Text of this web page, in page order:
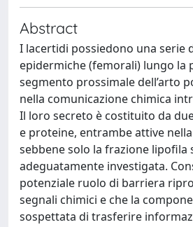
Abstract
I lacertidi possiedono una serie
epidermiche (femorali) lungo la
segmento prossimale dell’arto
nella comunicazione chimica
Il loro secreto è costituito da
e proteine, entrambe attive
sebbene solo la frazione lipofila
adeguatamente investigata.
potenziale ruolo di barriera
segnali chimici e che la
sospettata di trasferire